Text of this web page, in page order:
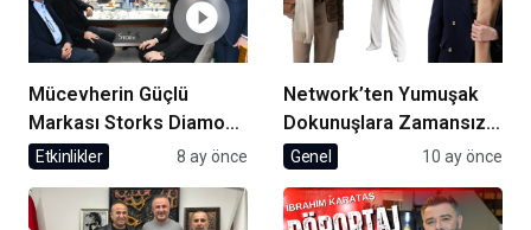
Mücevherin Güçlü
Markası Storks Diamond
Beylikdüzü’nde Açıldı
Etkinlikler 8 ay önce
Network’ten Yumuşak
Dokunuşlara Zamansız
Şıklık
Genel 10 ay önce